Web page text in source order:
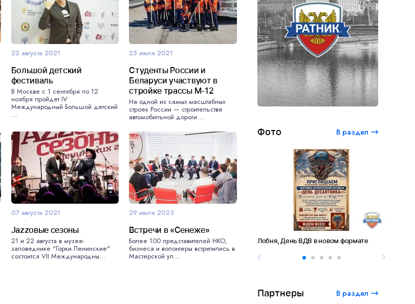
22 августа 2021
Большой детский
фестиваль
В Москве с 1 сентября по 12
ноября пройдет IV
Международный Большой детский
...
25 июля 2021
Студенты России и
Беларуси участвуют в
стройке трассы М-12
На одной из самых масштабных
строек России — строительстве
автомобильной дороги ...
07 августа 2021
Jazzoвые сезоны
21 и 22 августа в музее-
заповеднике "Горки Ленинские"
состоится VII Международны...
29 июля 2023
Встречи в «Сенеже»
Более 100 представителей НКО,
бизнеса и волонтеры встретились в
Мастерской уп...
Фото В раздел
46 Международный студенческий
фестиваль ВГИК: 120 лет Сергею
Герасимову
Лобня, День ВДВ в новом формате
Партнеры В раздел